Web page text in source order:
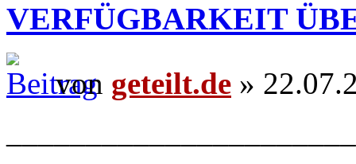
VERFÜGBARKEIT
von geteilt.de »